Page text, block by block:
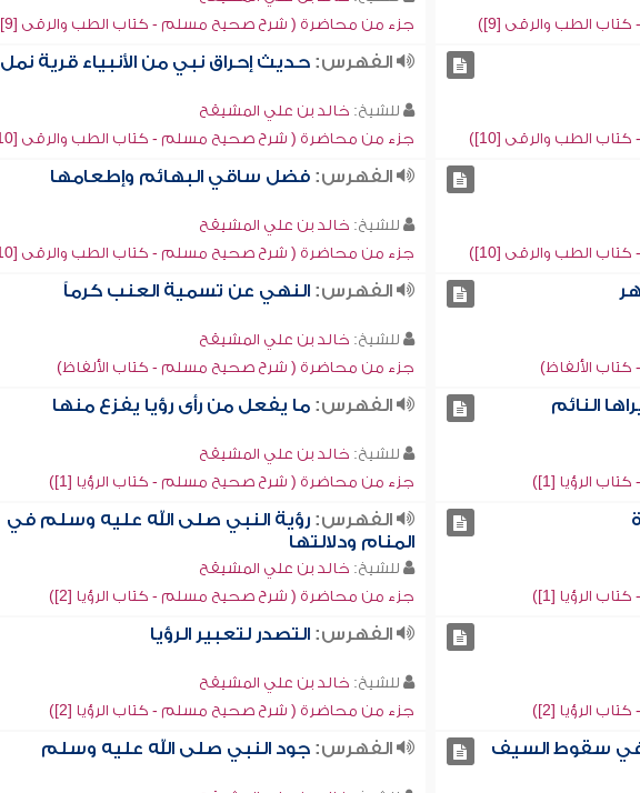
الطب والرقى [9])
جزء من محاضرة ( شرح صحيح مسلم - كتاب الطب والرقى [9])
الطب والرقى [10])
الفهرس: حديث إحراق نبي من الأنبياء قرية نمل
للشيخ: خالد بن علي المشيقح
جزء من محاضرة ( شرح صحيح مسلم - كتاب الطب والرقى [10])
الطب والرقى [10])
الفهرس: فضل ساقي البهائم وإطعامها
للشيخ: خالد بن علي المشيقح
جزء من محاضرة ( شرح صحيح مسلم - كتاب الطب والرقى [10])
الألفاظ)
الفهرس: النهي عن تسمية العنب كرماً
للشيخ: خالد بن علي المشيقح
جزء من محاضرة ( شرح صحيح مسلم - كتاب الألفاظ)
النائم
الرؤيا [1])
الفهرس: ما يفعل من رأى رؤيا يفزع منها
للشيخ: خالد بن علي المشيقح
جزء من محاضرة ( شرح صحيح مسلم - كتاب الرؤيا [1])
الرؤيا [1])
الفهرس: رؤية النبي صلى الله عليه وسلم في
المنام ودلالتها
للشيخ: خالد بن علي المشيقح
جزء من محاضرة ( شرح صحيح مسلم - كتاب الرؤيا [2])
الرؤيا [2])
الفهرس: التصدر لتعبير الرؤيا
للشيخ: خالد بن علي المشيقح
جزء من محاضرة ( شرح صحيح مسلم - كتاب الرؤيا [2])
في سقوط السيف
الفهرس: جود النبي صلى الله عليه وسلم